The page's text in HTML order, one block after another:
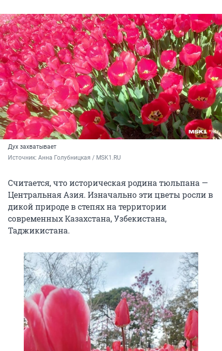
Дух захватывает
Источник: Анна Голубницкая / MSK1.RU
Считается, что историческая родина тюльпана —
Центральная Азия. Изначально эти цветы росли в
дикой природе в степях на территории
современных Казахстана, Узбекистана,
Таджикистана.